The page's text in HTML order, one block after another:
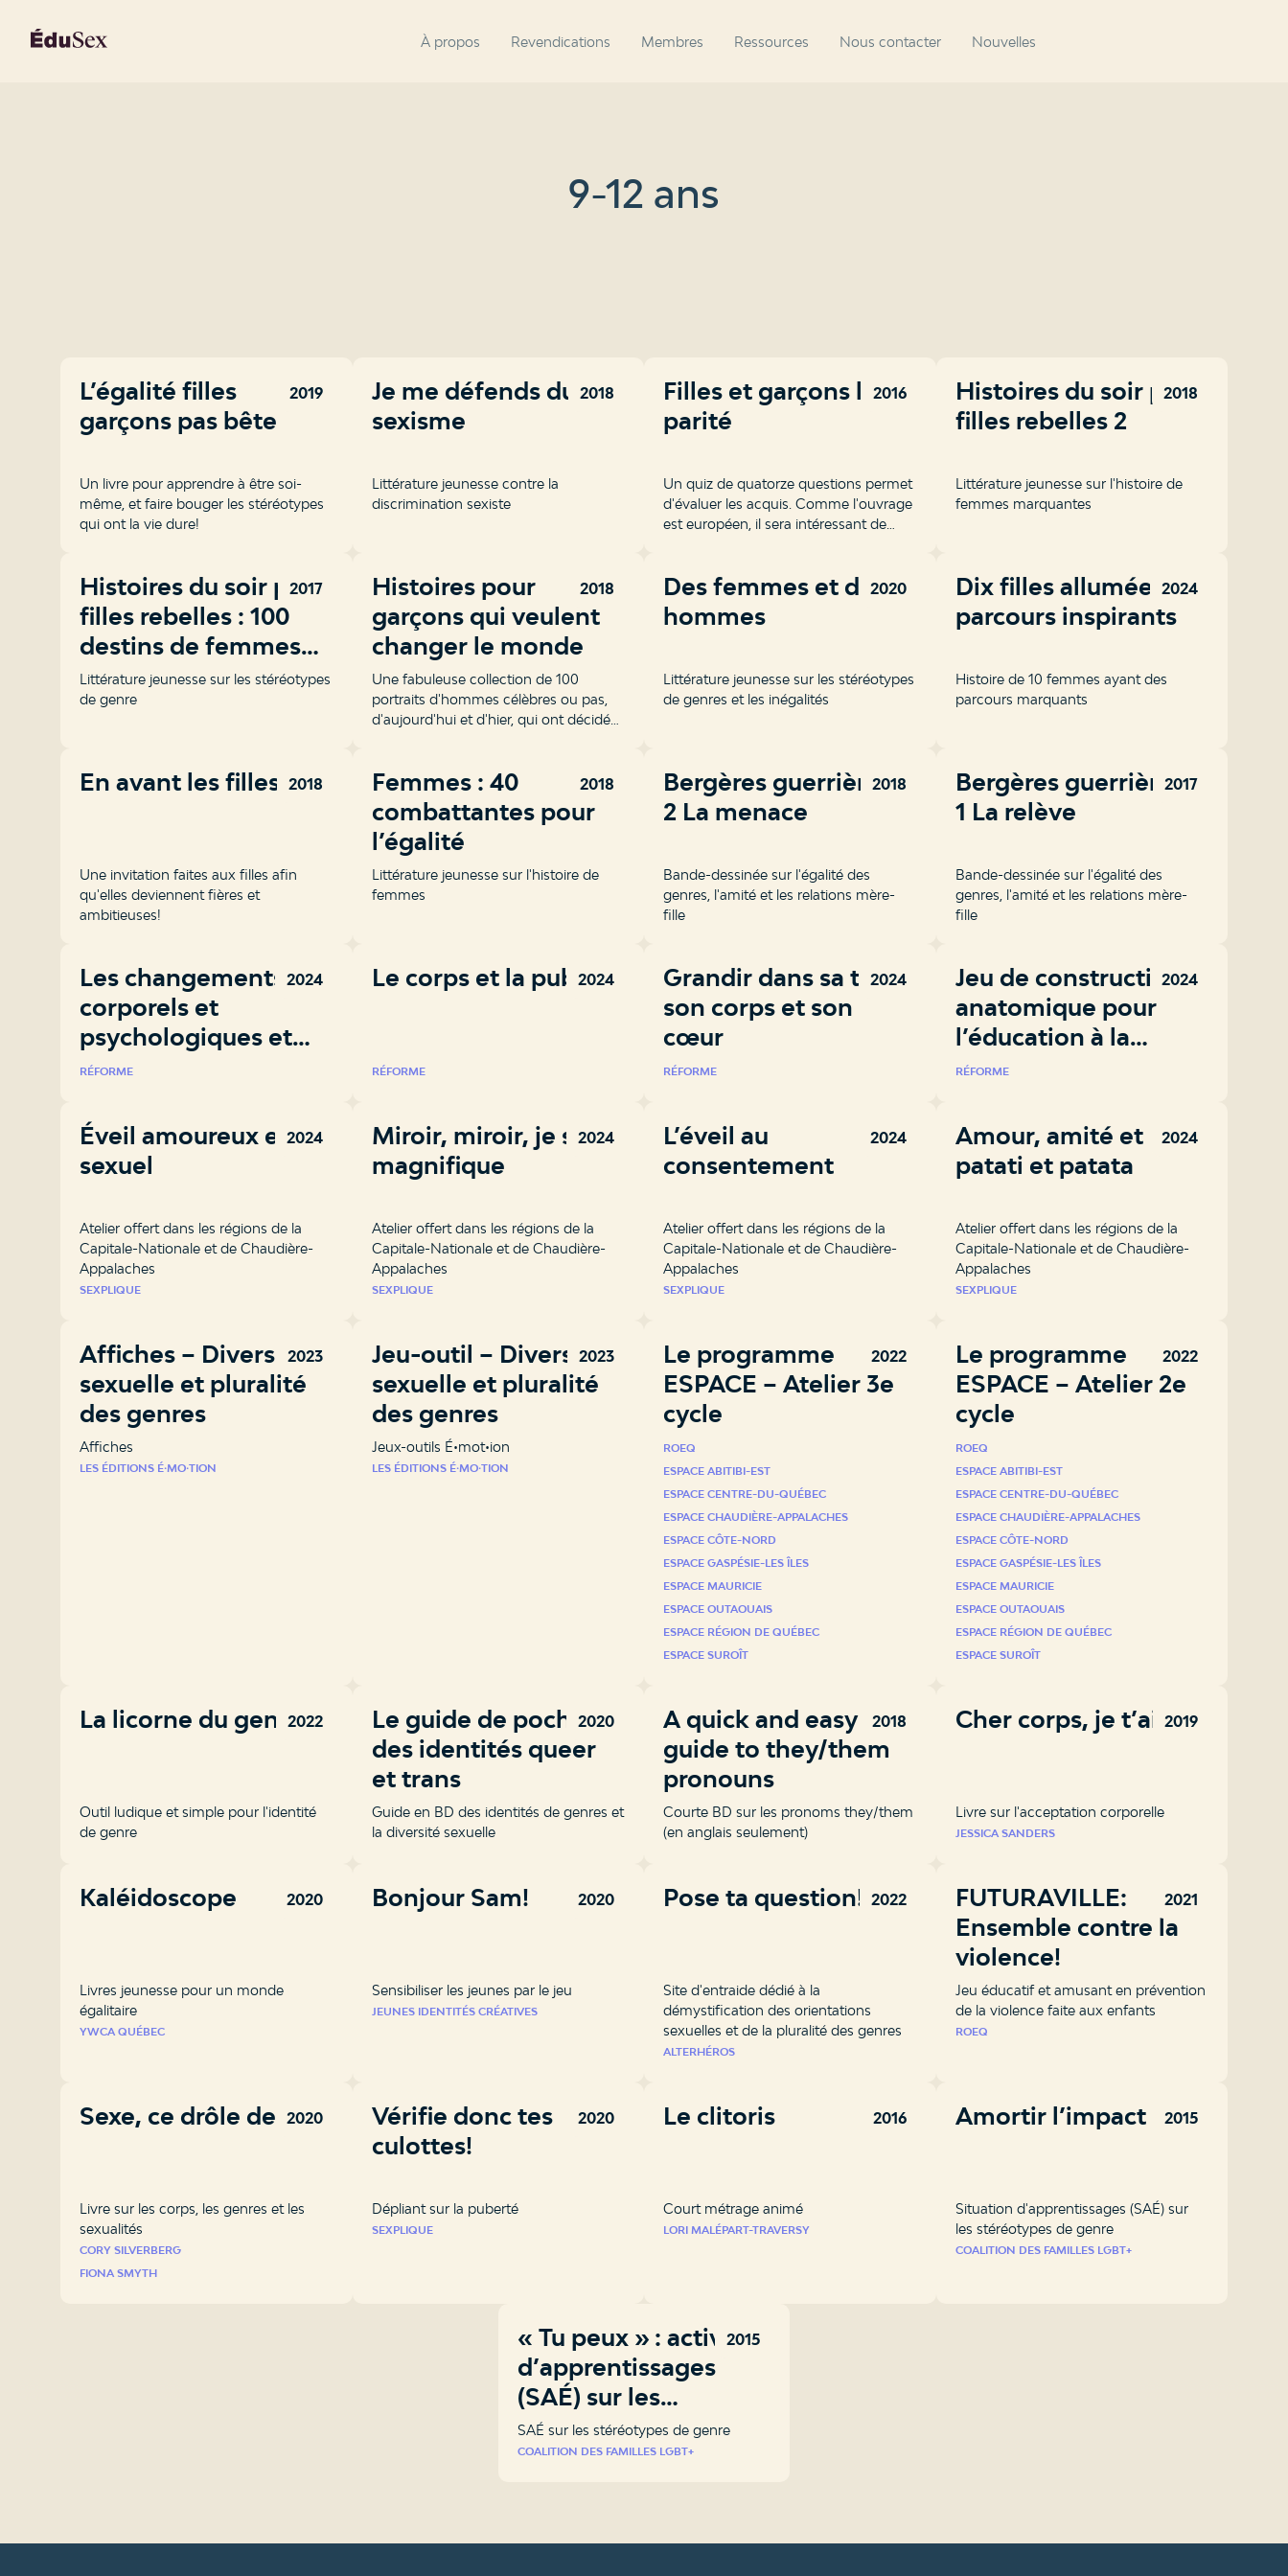
À propos Revendications Membres Ressources Nous contacter Nouvelles
9-12 ans
2019
L’égalité filles
garçons pas bête
Un livre pour apprendre à être soi-
même, et faire bouger les stéréotypes
qui ont la vie dure!
2018
Je me défends du
sexisme
Littérature jeunesse contre la
discrimination sexiste
2016
Filles et garçons la
parité
Un quiz de quatorze questions permet
d'évaluer les acquis. Comme l'ouvrage
est européen, il sera intéressant de
2018
Histoires du soir pour
filles rebelles 2
Littérature jeunesse sur l'histoire de
femmes marquantes
2017
Histoires du soir pour
filles rebelles : 100
destins de femmes
extraordinaires
Littérature jeunesse sur les stéréotypes
de genre
2018
Histoires pour
garçons qui veulent
changer le monde
Une fabuleuse collection de 100
portraits d'hommes célèbres ou pas,
d'aujourd'hui et d'hier, qui ont décidé
et de confiance en soi.
2020
Des femmes et des
hommes
Littérature jeunesse sur les stéréotypes
de genres et les inégalités
2024
Dix filles allumées : 10
parcours inspirants
Histoire de 10 femmes ayant des
parcours marquants
2018
En avant les filles!
Une invitation faites aux filles afin
qu'elles deviennent fières et
ambitieuses!
2018
Femmes : 40
combattantes pour
l’égalité
Littérature jeunesse sur l'histoire de
femmes
2018
Bergères guerrières –
2 La menace
Bande-dessinée sur l'égalité des
genres, l'amité et les relations mère-
fille
2017
Bergères guerrières –
1 La relève
Bande-dessinée sur l'égalité des
genres, l'amité et les relations mère-
fille
2024
Les changements
corporels et
psychologiques et
leurs influences
RÉFORME
2024
Le corps et la puberté
RÉFORME
2024
Grandir dans sa tête,
son corps et son
cœur
RÉFORME
2024
Jeu de construction
anatomique pour
l’éducation à la
sexualité
RÉFORME
2024
Éveil amoureux et
sexuel
Atelier offert dans les régions de la
Capitale-Nationale et de Chaudière-
Appalaches
SEXPLIQUE
2024
Miroir, miroir, je suis
magnifique
Atelier offert dans les régions de la
Capitale-Nationale et de Chaudière-
Appalaches
SEXPLIQUE
2024
L’éveil au
consentement
Atelier offert dans les régions de la
Capitale-Nationale et de Chaudière-
Appalaches
SEXPLIQUE
2024
Amour, amité et
patati et patata
Atelier offert dans les régions de la
Capitale-Nationale et de Chaudière-
Appalaches
SEXPLIQUE
2023
Affiches – Diversité
sexuelle et pluralité
des genres
Affiches
LES ÉDITIONS É⸱MO⸱TION
2023
Jeu-outil – Diversité
sexuelle et pluralité
des genres
Jeux-outils É•mot•ion
LES ÉDITIONS É⸱MO⸱TION
2022
Le programme
ESPACE – Atelier 3e
cycle
ROEQ
ESPACE ABITIBI-EST
ESPACE CENTRE-DU-QUÉBEC
ESPACE CHAUDIÈRE-APPALACHES
ESPACE CÔTE-NORD
ESPACE GASPÉSIE-LES ÎLES
ESPACE MAURICIE
ESPACE OUTAOUAIS
ESPACE RÉGION DE QUÉBEC
ESPACE SUROÎT
2022
Le programme
ESPACE – Atelier 2e
cycle
ROEQ
ESPACE ABITIBI-EST
ESPACE CENTRE-DU-QUÉBEC
ESPACE CHAUDIÈRE-APPALACHES
ESPACE CÔTE-NORD
ESPACE GASPÉSIE-LES ÎLES
ESPACE MAURICIE
ESPACE OUTAOUAIS
ESPACE RÉGION DE QUÉBEC
ESPACE SUROÎT
2022
La licorne du genre
Outil ludique et simple pour l'identité
de genre
2020
Le guide de poche
des identités queer
et trans
Guide en BD des identités de genres et
la diversité sexuelle
2018
A quick and easy
guide to they/them
pronouns
Courte BD sur les pronoms they/them
(en anglais seulement)
2019
Cher corps, je t’aime
Livre sur l'acceptation corporelle
JESSICA SANDERS
2020
Kaléidoscope
Livres jeunesse pour un monde
égalitaire
YWCA QUÉBEC
2020
Bonjour Sam!
Sensibiliser les jeunes par le jeu
JEUNES IDENTITÉS CRÉATIVES
2022
Pose ta question!
Site d'entraide dédié à la
démystification des orientations
sexuelles et de la pluralité des genres
ALTERHÉROS
2021
FUTURAVILLE:
Ensemble contre la
violence!
Jeu éducatif et amusant en prévention
de la violence faite aux enfants
ROEQ
2020
Sexe, ce drôle de mot
Livre sur les corps, les genres et les
sexualités
CORY SILVERBERG
FIONA SMYTH
2020
Vérifie donc tes
culottes!
Dépliant sur la puberté
SEXPLIQUE
2016
Le clitoris
Court métrage animé
LORI MALÉPART-TRAVERSY
2015
Amortir l’impact
Situation d'apprentissages (SAÉ) sur
les stéréotypes de genre
COALITION DES FAMILLES LGBT+
2015
« Tu peux » : activité
d’apprentissages
(SAÉ) sur les
stéréotypes de genre
SAÉ sur les stéréotypes de genre
COALITION DES FAMILLES LGBT+